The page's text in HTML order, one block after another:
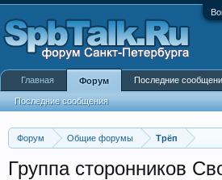
Форум Общие форумы Трёп
Группа сторонников
Главная Форум
Последние сообщения
Последние